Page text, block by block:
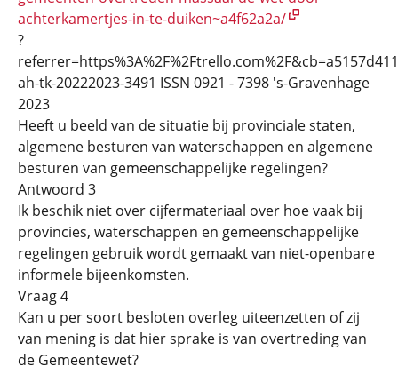
achterkamertjes-in-te-duiken~a4f62a2a/
?
ah-tk-20222023-3491 ISSN 0921 - 7398 's-Gravenhage
2023
Heeft u beeld van de situatie bij provinciale staten,
algemene besturen van waterschappen en algemene
besturen van gemeenschappelijke regelingen?
Antwoord 3
Ik beschik niet over cijfermateriaal over hoe vaak bij
provincies, waterschappen en gemeenschappelijke
regelingen gebruik wordt gemaakt van niet-openbare
informele bijeenkomsten.
Vraag 4
Kan u per soort besloten overleg uiteenzetten of zij
van mening is dat hier sprake is van overtreding van
de Gemeentewet?